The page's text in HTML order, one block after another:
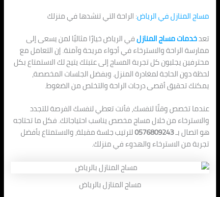
مساج المنازل في الرياض: الراحة التي تنشدها في منزلك
تعدخدمات مساج المنازلفي الرياض خيارًا مثاليًا لمن يسعى إلى
ممارسة الراحة والاسترخاء في أجواء مريحة وآمنة. إن التعامل مع
محترفين يجلبون كل تجربة المساج إلى عتبتك يتيح لك الاستمتاع بكل
لحظة دون الحاجة لمغادرة المنزل. وبفضل الجلسات المخصصة،
يمكنك تحقيق أقصى درجات الراحة والتخلص من الضغوط.
عندما تخصص وقتًا لنفسك، فأنت تعطي لنفسك الفرصة للتجدد
والاسترخاء من خلال مساج مخصص يناسب احتياجاتك. فكل ما تحتاجه
هو اتصال بـ0576809243لترتيب جلسة مقبلة، والاستمتاع بأفضل
تجربة من الاسترخاء والهدوء في منزلك.
مساج المنازل بالرياض